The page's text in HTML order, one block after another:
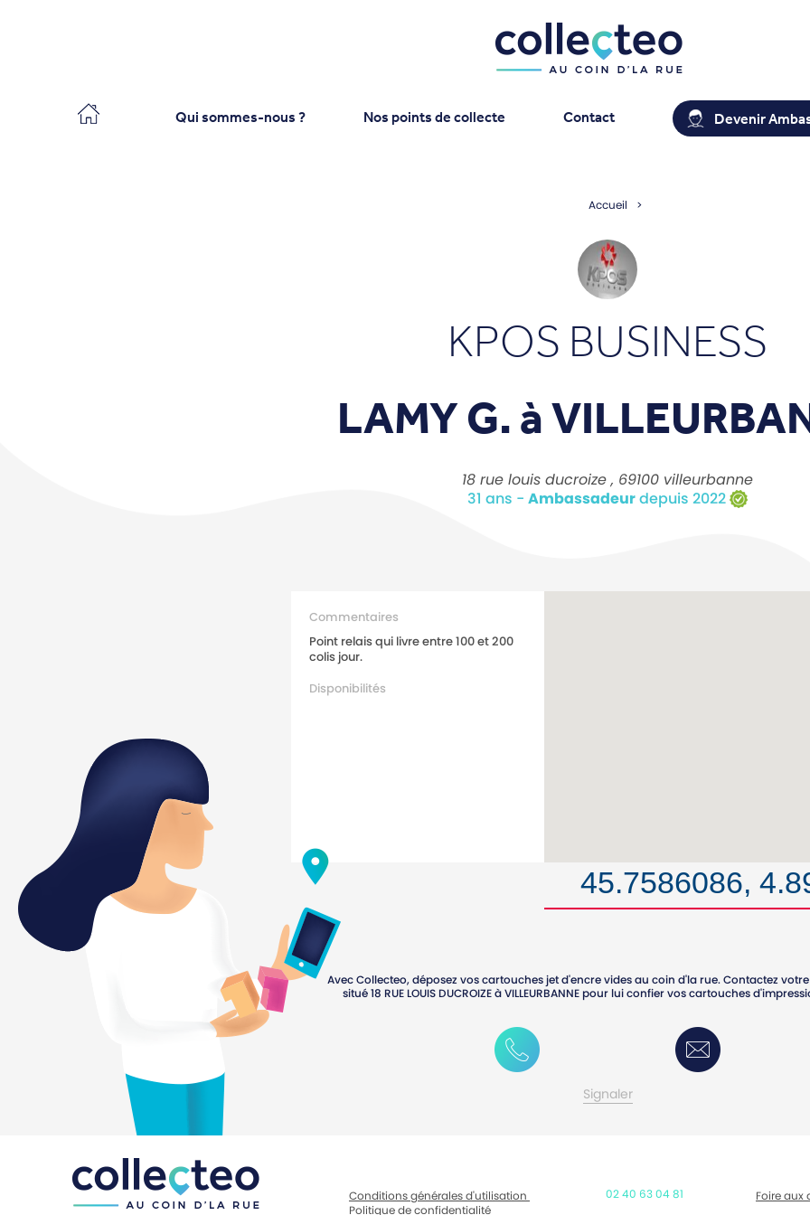
Collecteo Qui sommes-nous ? Nos points de collecte Contact Devenir
Accueil
KPOS BUSINESS
LAMY G. à
18 rue louis ducroize , 69100 villeurbanne
31 ans - Ambassadeurdepuis 2022
Commentaires
Point relais qui livre entre 100 et 200
colis jour.
Disponibilités
45.7586086,
Avec Collecteo, déposez vos cartouches jet d'encre vides au coin d'la rue. Contactez
situé18 RUE LOUIS DUCROIZEàVILLEURBANNEpour lui confier vos cartouches
Signaler
Conditions générales d'utilisation
Politique de confidentialité
02 40 63 04 81 Foire aux